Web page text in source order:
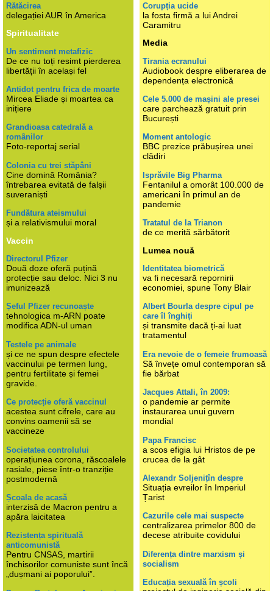
Rătăcirea
delegației AUR în America
Spiritualitate
Un sentiment metafizic
De ce nu toți resimt pierderea
libertății în același fel
Antidot pentru frica de moarte
Mircea Eliade și moartea ca
inițiere
Grandioasa catedrală a
românilor
Foto-reportaj serial
Colonia cu trei stăpâni
Cine domină România?
întrebarea evitată de falșii
suveraniști
Fundătura ateismului
și a relativismului moral
Vaccin
Directorul Pfizer
Două doze oferă puțină
protecție sau deloc. Nici 3 nu
imunizează
Șeful Pfizer recunoaște
tehnologica m-ARN poate
modifica ADN-ul uman
Testele pe animale
și ce ne spun despre efectele
vaccinului pe termen lung,
pentru fertilitate și femei
gravide.
Ce protecție oferă vaccinul
acestea sunt cifrele, care au
convins oamenii să se
vaccineze
Societatea controlului
operațiunea corona, răscoalele
rasiale, piese într-o tranziție
postmodernă
Școala de acasă
interzisă de Macron pentru a
apăra laicitatea
Rezistența spirituală
anticomunistă
Pentru CNSAS, martirii
închisorilor comuniste sunt încă
„dușmani ai poporului”.
Corupția ucide
la fosta firmă a lui Andrei
Caramitru
Media
Tirania ecranului
Audiobook despre eliberarea de
dependența electronică
Cele 5.000 de mașini ale presei
care parchează gratuit prin
București
Moment antologic
BBC prezice prăbușirea unei
clădiri
Isprăvile Big Pharma
Fentanilul a omorât 100.000 de
americani în primul an de
pandemie
Tratatul de la Trianon
de ce merită sărbătorit
Lumea nouă
Identitatea biometrică
va fi necesară repornirii
economiei, spune Tony Blair
Albert Bourla despre cipul pe
care îl înghiți
și transmite dacă ți-ai luat
tratamentul
Era nevoie de o femeie frumoasă
Să învețe omul contemporan să
fie bărbat
Jacques Attali, în 2009:
o pandemie ar permite
instaurarea unui guvern
mondial
Papa Francisc
a scos efigia lui Hristos de pe
crucea de la gât
Alexandr Soljenițîn despre
Situația evreilor în Imperiul
Țarist
Cazurile cele mai suspecte
centralizarea primelor 800 de
decese atribuite covidului
Diferența dintre marxism și
socialism
Educația sexuală în școli